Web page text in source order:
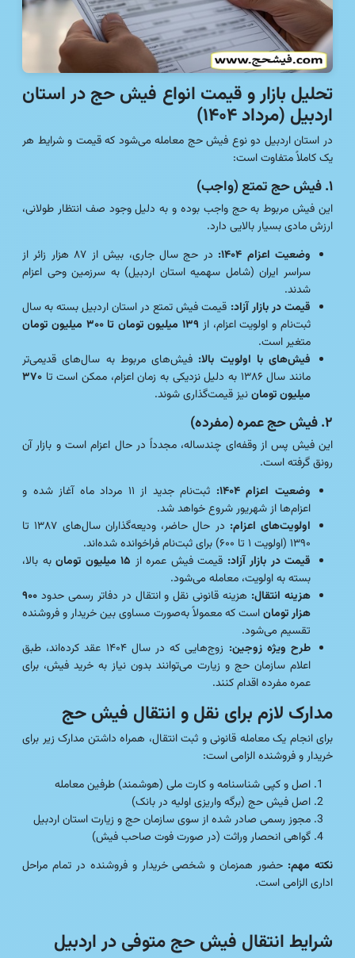
تحلیل بازار و قیمت انواع فیش حج در استان
اردبیل (مرداد ۱۴۰۴)
در استان اردبیل دو نوع فیش حج معامله می‌شود که قیمت و شرایط هر
یک کاملاً متفاوت است:
۱. فیش حج تمتع (واجب)
این فیش مربوط به حج واجب بوده و به دلیل وجود صف انتظار طولانی،
ارزش مادی بسیار بالایی دارد.
وضعیت اعزام ۱۴۰۴:
در حج سال جاری، بیش از ۸۷ هزار زائر از
سراسر ایران (شامل سهمیه استان اردبیل) به سرزمین وحی اعزام
شدند.
قیمت در بازار آزاد: قیمت فیش تمتع در استان اردبیل بسته به سال
ثبت‌نام و اولویت اعزام، از ۱۳۹ میلیون تومان تا ۳۰۰ میلیون تومان
متغیر است.
فیش‌های با اولویت بالا: فیش‌های مربوط به سال‌های قدیمی‌تر
مانند سال ۱۳۸۶ به دلیل نزدیکی به زمان اعزام، ممکن است تا
۳۷۰
میلیون توماننیز قیمت‌گذاری شوند.
۲. فیش حج عمره (مفرده)
این فیش پس از وقفه‌ای چندساله، مجدداً در حال اعزام است و بازار آن
رونق گرفته است.
وضعیت اعزام ۱۴۰۴:
ثبت‌نام جدید از ۱۱ مرداد ماه آغاز شده و
اعزام‌ها از شهریور شروع خواهد شد.
اولویت‌های اعزام:
در حال حاضر، ودیعه‌گذاران سال‌های ۱۳۸۷ تا
۱۳۹۰ (اولویت ۱ تا ۶۰۰) برای ثبت‌نام فراخوانده شده‌اند.
قیمت در بازار آزاد: قیمت فیش عمره از ۱۵ میلیون تومان
به بالا،
بسته به اولویت، معامله می‌شود.
هزینه انتقال: هزینه قانونی نقل و انتقال در دفاتر رسمی حدود ۹۰۰
هزار توماناست که معمولاً به‌صورت مساوی بین خریدار و فروشنده
تقسیم می‌شود.
طرح ویژه زوجین:
زوج‌هایی که در سال ۱۴۰۴ عقد کرده‌اند، طبق
اعلام سازمان حج و زیارت می‌توانند بدون نیاز به خرید فیش، برای
عمره مفرده اقدام کنند.
مدارک لازم برای نقل و انتقال فیش حج
برای انجام یک معامله قانونی و ثبت انتقال، همراه داشتن مدارک زیر برای
خریدار و فروشنده الزامی است:
اصل و کپی شناسنامه و کارت ملی (هوشمند) طرفین معامله
اصل فیش حج (برگه واریزی اولیه در بانک)
مجوز رسمی صادر شده از سوی سازمان حج و زیارت استان اردبیل
گواهی انحصار وراثت (در صورت فوت صاحب فیش)
نکته مهم: حضور همزمان و شخصی خریدار و فروشنده در تمام مراحل
اداری الزامی است.
شرایط انتقال فیش حج متوفی در اردبیل